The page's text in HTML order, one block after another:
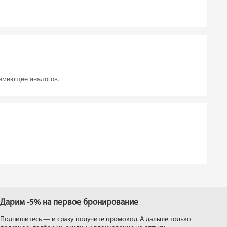
аналогов.
Дарим -5% на первое бронирование
Подпишитесь — и сразу получите промокод. А дальше только